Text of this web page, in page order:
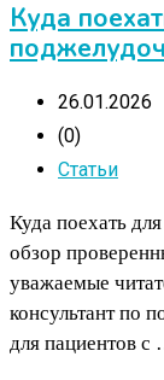
Куда
26.01.2026
(0)
Статьи
Куда поехать
обзор
уважаемые
консультант по
для пациентов с